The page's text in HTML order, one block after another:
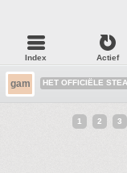
Index Actief
gam HET OFFICIËLE
1 2 3